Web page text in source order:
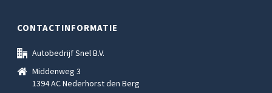
CONTACTINFORMATIE
Autobedrijf Snel B.V.
Middenweg 3
1394 AC Nederhorst den Berg